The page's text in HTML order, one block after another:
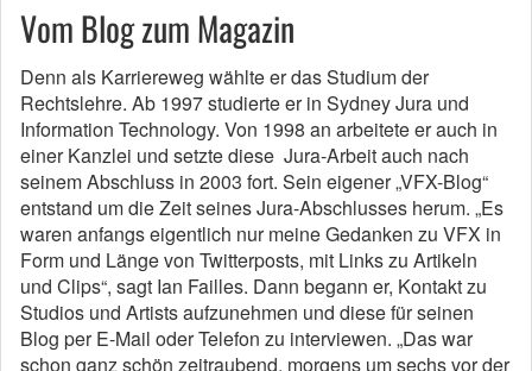
Vom Blog zum Magazin
Denn als Karriereweg wählte er das Studium der
Rechtslehre. Ab 1997 studierte er in Sydney Jura und
Information Technology. Von 1998 an arbeitete er auch in
einer Kanzlei und setzte diese ­ Jura-Arbeit auch nach
seinem Abschluss in 2003 fort. Sein eigener „VFX-Blog“
entstand um die Zeit seines Jura-Abschlusses herum. „Es
waren anfangs eigentlich nur meine Gedanken zu VFX in
Form und Länge von Twitterposts, mit Links zu Artikeln
und Clips“, sagt Ian Failles. Dann begann er, Kontakt zu
Studios und Artists aufzunehmen und diese für seinen
Blog per E-Mail oder Telefon zu interviewen. „Das war
schon ganz schön zeitraubend, morgens um sechs vor der